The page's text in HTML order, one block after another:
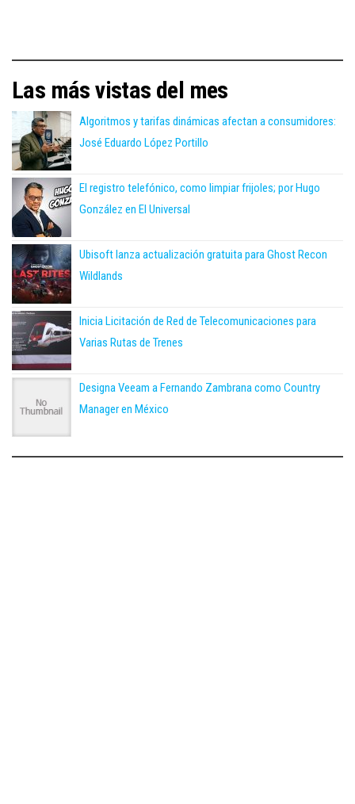
Las más vistas del mes
Algoritmos y tarifas dinámicas afectan a consumidores:
José Eduardo López Portillo
El registro telefónico, como limpiar frijoles; por Hugo
González en El Universal
Ubisoft lanza actualización gratuita para Ghost Recon
Wildlands
Inicia Licitación de Red de Telecomunicaciones para
Varias Rutas de Trenes
Designa Veeam a Fernando Zambrana como Country
Manager en México